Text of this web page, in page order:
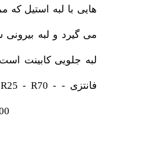
هایی با لبه استیل که
می گیرد و لبه
لبه جلویی کابینت
300یک